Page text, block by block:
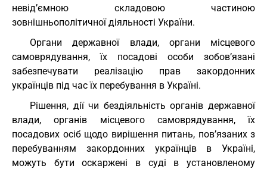
невід’ємною складовою частиною
зовнішньополітичної діяльності України.
Органи державної влади, органи місцевого
самоврядування, їх посадові особи зобов’язані
забезпечувати реалізацію прав закордонних
українців під час їх перебування в Україні.
Рішення, дії чи бездіяльність органів державної
влади, органів місцевого самоврядування, їх
посадових осіб щодо вирішення питань, пов’язаних з
перебуванням закордонних українців в Україні,
можуть бути оскаржені в суді в установленому